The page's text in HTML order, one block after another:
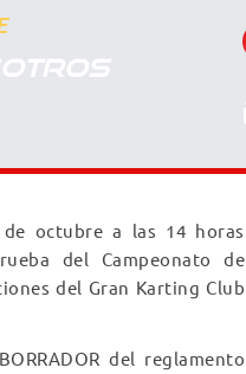
octubre a las 14 horas
del Campeonato de
del Gran Karting Club
del reglamento